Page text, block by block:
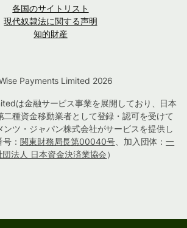
各国のサイトリスト
現代奴隷法に関する声明
知的財産
Payments Limited 2026
は金融サービス事業を展開しており、日本
二種資金移動業者として登録・認可を受けて
ンツ・ジャパン株式会社がサービスを提供し
： 関東財務局長第00040号、加入団体：一
団法人 日本資金決済業協会）